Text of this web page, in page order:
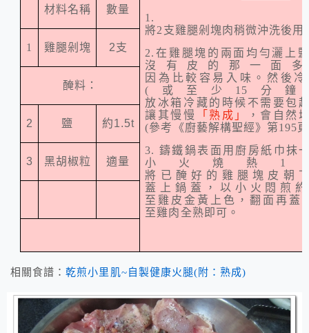
1.
將2 支雞腿剁塊肉稍微沖洗後用
2. 在雞腿塊的兩面均勻灑上
沒有皮的那一面
因為比較容易入味。然後
( 或至少 15 分鐘
放冰箱冷藏的時候不需要包
讓其慢慢
「熟成」
，會自然
(參考《廚藝解構聖經》第195頁
3. 鑄鐵鍋表面用廚房紙巾抹
小火燒熱 1
將已醃好的雞腿塊皮朝
蓋上鍋蓋，以小火悶煎
至雞皮金黃上色，翻面再蓋
至雞肉全熟即可。
材料名稱 數量
1 雞腿剁塊 2支
醃料：
2 鹽 約1.5t
3 黑胡椒粒 適量
相關食譜：乾煎小里肌~自製健康火腿(附：熟成)